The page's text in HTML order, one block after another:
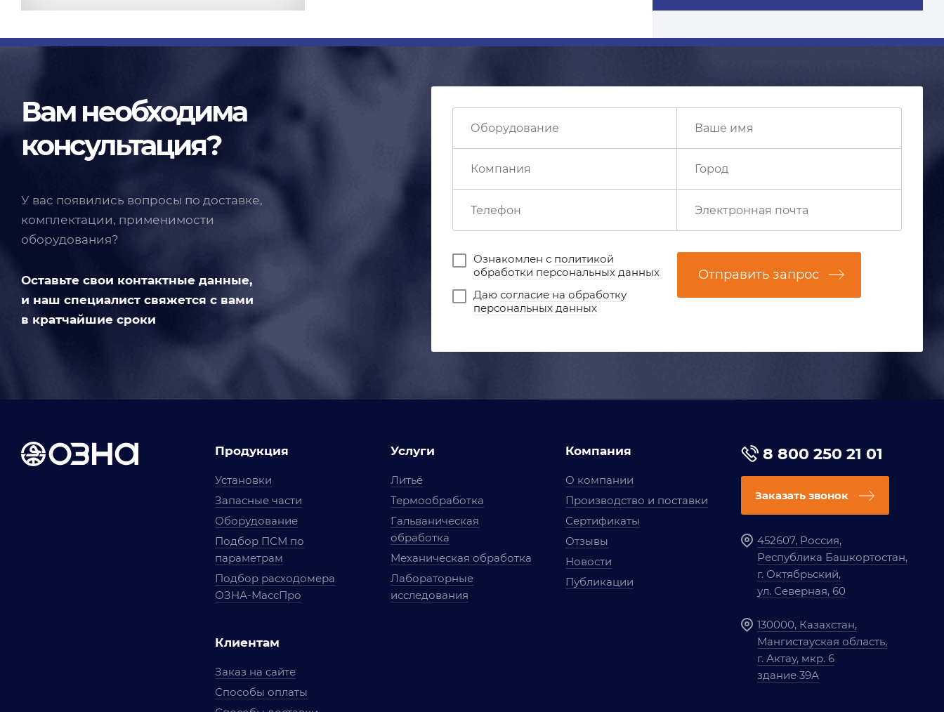
Вам необходима
консультация?
У вас появились вопросы по доставке,
комплектации, применимости
оборудования?
Оставьте свои контактные данные,
и наш специалист свяжется с вами
в кратчайшие сроки
Ознакомлен с политикой
обработки персональных данных
Даю согласие на обработку
персональных данных
Отправить запрос
Продукция
Установки
Запасные части
Оборудование
Подбор ПСМ по
параметрам
Подбор расходомера
ОЗНА-МассПро
Клиентам
Заказ на сайте
Способы оплаты
Услуги
Литьё
Термообработка
Гальваническая
обработка
Механическая обработка
Лабораторные
исследования
Компания
О компании
Производство и поставки
Сертификаты
Отзывы
Новости
Публикации
8 800 250 21 01
Заказать звонок
452607, Россия,
Республика Башкортостан,
г. Октябрьский,
ул. Северная, 60
130000, Казахстан,
Мангистауская область,
г. Актау, мкр. 6
здание 39А